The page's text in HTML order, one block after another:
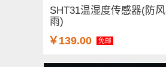
SHT31温湿度传感器(防风
雨)
￥139.00 免邮